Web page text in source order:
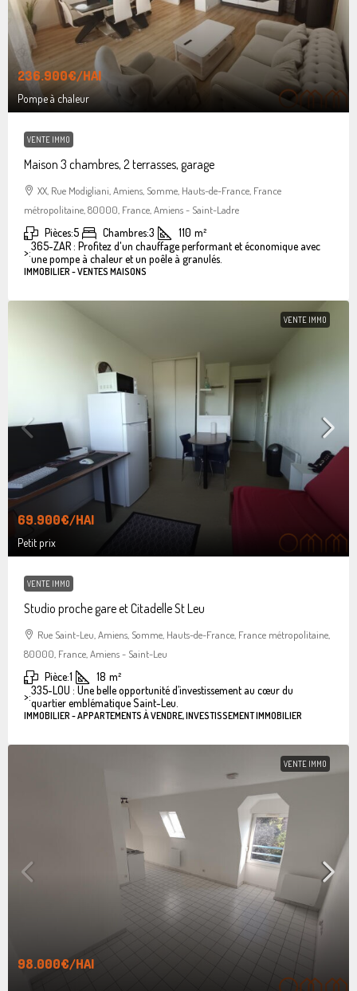
236.900€/HAI
Pompe à chaleur
VENTE IMMO
Maison 3 chambres, 2 terrasses, garage
XX, Rue Modigliani, Amiens, Somme, Hauts-de-France, France
métropolitaine, 80000, France, Amiens - Saint-Ladre
Pièces:5 Chambres:3 110 m²
>:365-ZAR : Profitez d'un chauffage performant et économique avec
une pompe à chaleur et un poêle à granulés.
IMMOBILIER - VENTES MAISONS
VENTE IMMO
69.900€/HAI
Petit prix
VENTE IMMO
Studio proche gare et Citadelle St Leu
Rue Saint-Leu, Amiens, Somme, Hauts-de-France, France métropolitaine,
80000, France, Amiens - Saint-Leu
Pièce:1 18 m²
>:335-LOU : Une belle opportunité d’investissement au cœur du
quartier emblématique Saint-Leu.
IMMOBILIER - APPARTEMENTS À VENDRE, INVESTISSEMENT IMMOBILIER
VENTE IMMO
98.000€/HAI